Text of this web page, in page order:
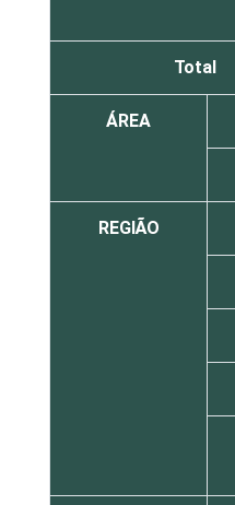
Total
ÁREA
REGIÃO